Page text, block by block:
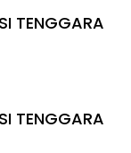
TENGGARA
TENGGARA